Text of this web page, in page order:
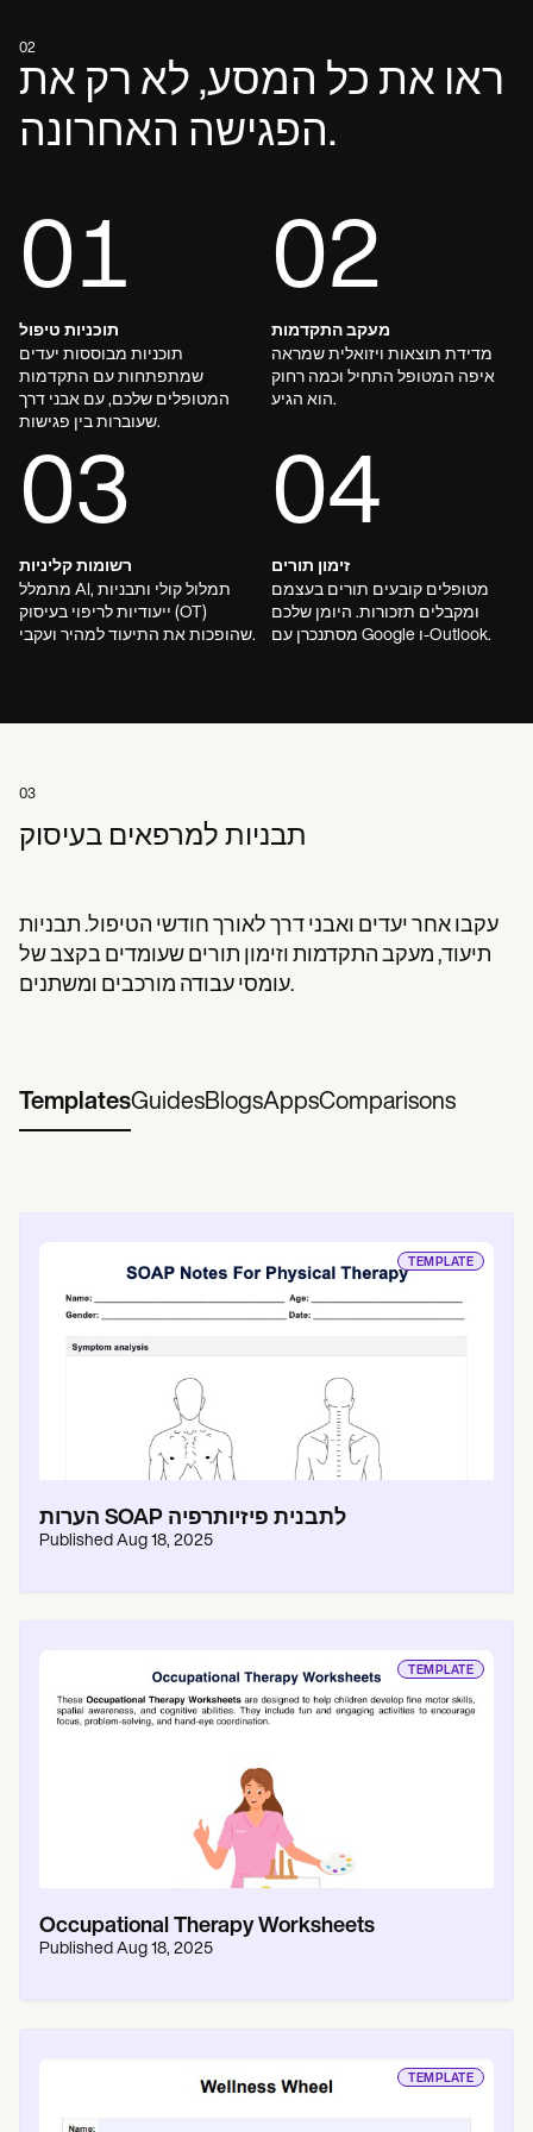
02
ראו את כל המסע, לא רק את
הפגישה האחרונה.
01
תוכניות טיפול
תוכניות מבוססות יעדים
שמתפתחות עם התקדמות
המטופלים שלכם, עם אבני דרך
שעוברות בין פגישות.
02
מעקב התקדמות
מדידת תוצאות ויזואלית שמראה
איפה המטופל התחיל וכמה רחוק
הוא הגיע.
03
רשומות קליניות
מתמלל AI, תמלול קולי ותבניות
ייעודיות לריפוי בעיסוק (OT)
שהופכות את התיעוד למהיר ועקבי.
04
זימון תורים
מטופלים קובעים תורים בעצמם
ומקבלים תזכורות. היומן שלכם
מסתנכרן עם Google ו-Outlook.
03
תבניות למרפאים בעיסוק
עקבו אחר יעדים ואבני דרך לאורך חודשי הטיפול. תבניות
תיעוד, מעקב התקדמות וזימון תורים שעומדים בקצב של
עומסי עבודה מורכבים ומשתנים.
TemplatesGuidesBlogsAppsComparisons
TEMPLATE
הערות SOAP לתבנית פיזיותרפיה
Published Aug 18, 2025
TEMPLATE
Occupational Therapy Worksheets
Published Aug 18, 2025
TEMPLATE